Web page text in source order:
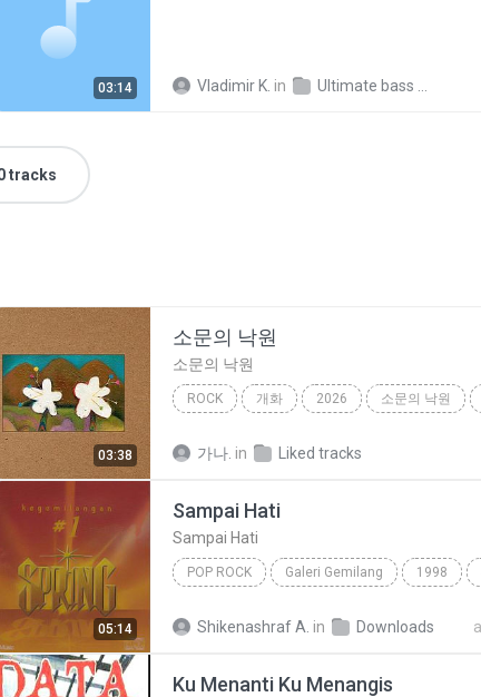
03:14 Vladimir K. in Ultimate bass music Vol.6
tracks
03:38
소문의 낙원
소문의 낙원
ROCK 개화 2026 소문의 낙원
가나. in Liked tracks
05:14
Sampai Hati
Sampai Hati
POP ROCK Galeri Gemilang 1998
Shikenashraf A. in Downloads
Ku Menanti Ku Menangis